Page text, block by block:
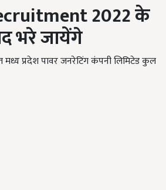
2022के
भरे जायेंगे
प्रदेश पावर जनरेटिंग कंपनी लिमिटेड कुल